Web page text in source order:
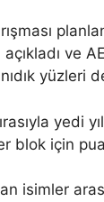
açıkladı ve
yüzleri
yedi
blok için
isimler